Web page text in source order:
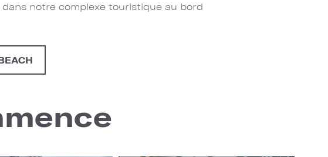
notre complexe touristique au bord